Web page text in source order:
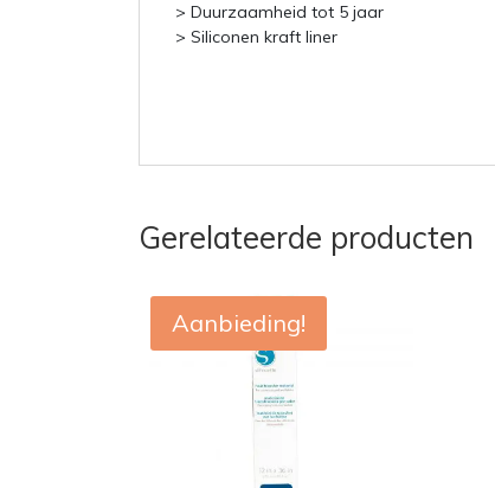
> Duurzaamheid tot 5 jaar
> Siliconen kraft liner
Gerelateerde producten
Aanbieding!